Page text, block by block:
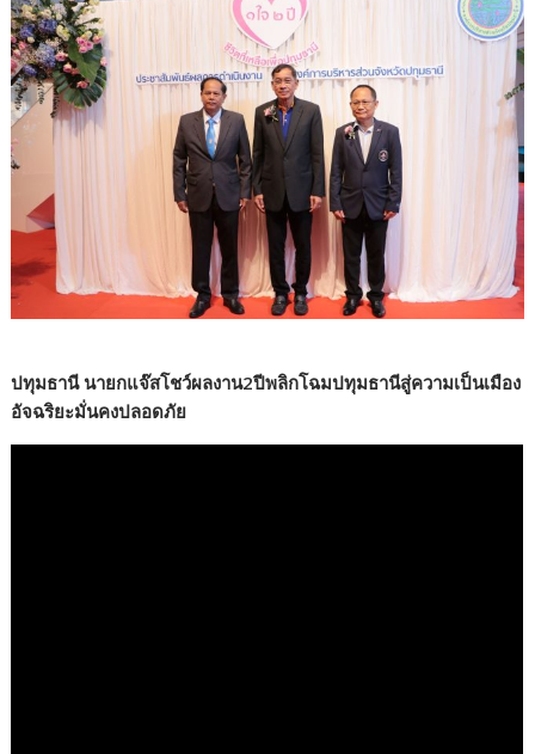
ปทุมธานี นายกแจ๊สโชว์ผลงาน2ปีพลิกโฉมปทุมธานีสู่ความเป็นเมือง
อัจฉริยะมั่นคงปลอดภัย